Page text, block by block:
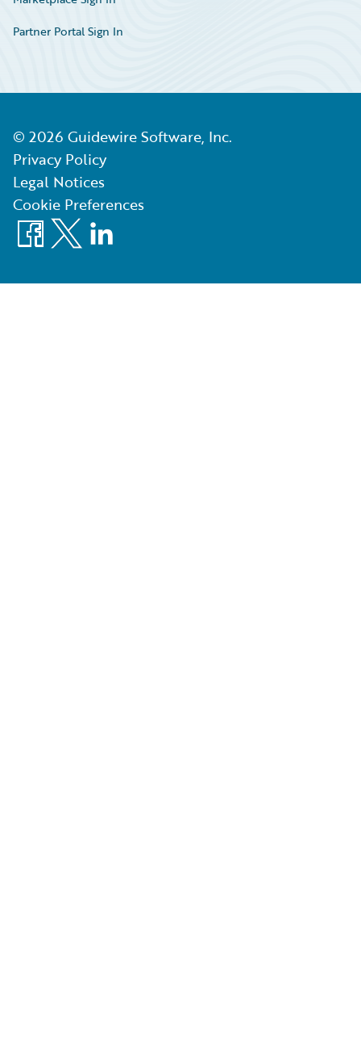
Partner Portal Sign In
© 2026 Guidewire Software, Inc.
Privacy Policy
Legal Notices
Cookie Preferences
Facebook
X LinkedIn